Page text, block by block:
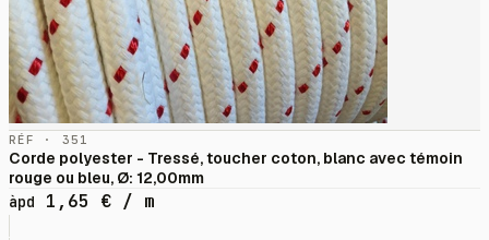
RÉF · 351
Corde polyester - Tressé, toucher coton, blanc avec témoin
rouge ou bleu, Ø: 12,00mm
àpd
1,65 € / m